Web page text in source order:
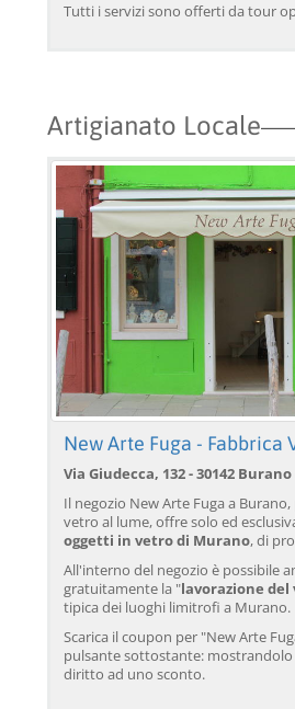
Tutti i servizi sono offerti da tour
Artigianato Locale
New Arte Fuga - Fabbrica
Via Giudecca, 132 - 30142
Il negozio New Arte Fuga a
vetro al lume, offre solo ed
oggetti in vetro di Murano, di
All'interno del negozio è possibile
gratuitamente la "lavorazione
tipica dei luoghi limitrofi a Murano.
Scarica il coupon per "New Arte
pulsante sottostante: mostrandolo
diritto ad uno sconto.